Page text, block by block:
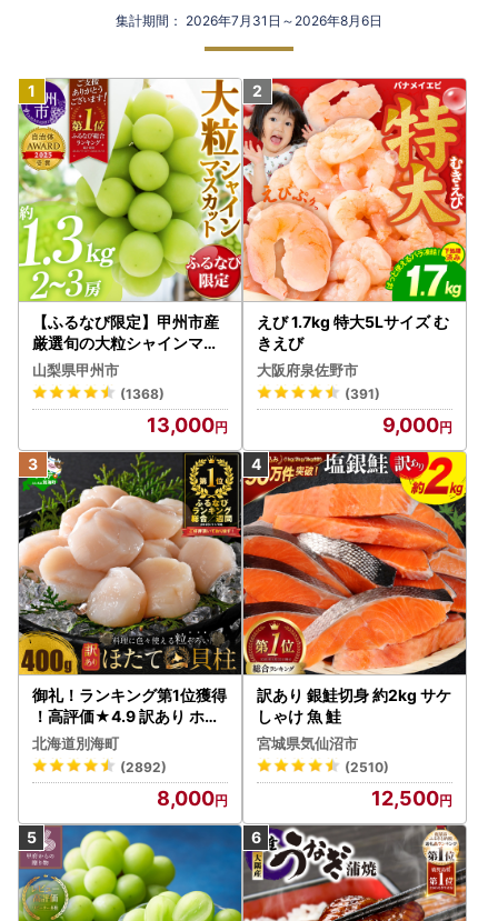
集計期間： 2026年7月31日～2026年8月6日
【ふるなび限定】甲州市産
厳選旬の大粒シャインマス
カット 約1.3kg 2～3房【2
026年発送】（MG）B12-
472 FN-Limited-VO シャ
インマスカット フルーツ
山梨県甲州市
(1368)
13,000
えび 1.7kg 特大5Lサイズ む
きえび
大阪府泉佐野市
(391)
9,000
御礼！ランキング第1位獲得
！高評価★4.9 訳あり ホタ
テ 400g（ほたて 帆立 貝柱
冷凍 ）
北海道別海町
(2892)
8,000
訳あり 銀鮭切身 約2kg サケ
しゃけ 魚 鮭
宮城県気仙沼市
(2510)
12,500